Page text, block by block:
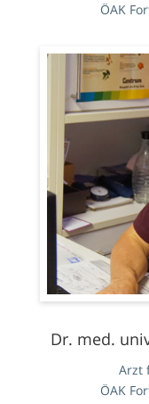
ÖAK
Dr. med.
Arzt
ÖAK